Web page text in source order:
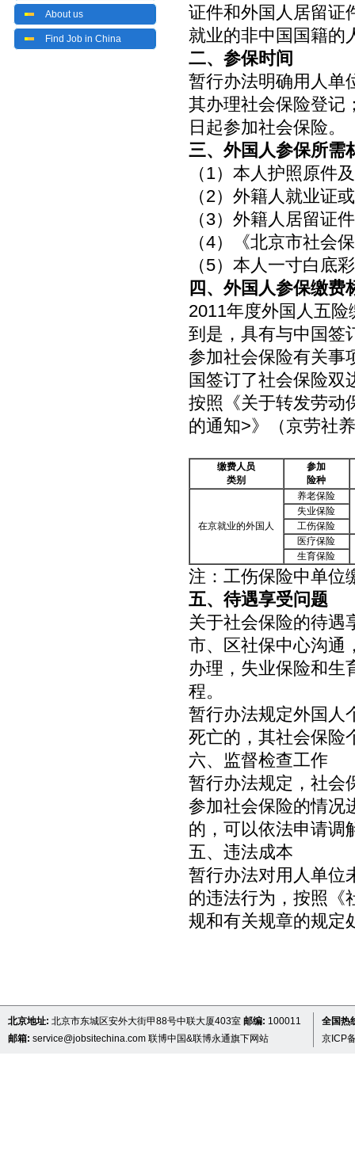
About us
Find Job in China
证件和外国人居留证
就业的非中国国籍的
二、参保时间
暂行办法明确用人单
其办理社会保险登记
日起参加社会保险。
三、外国人参保所需
（1）本人护照原件
（2）外籍人就业证
（3）外籍人居留证
（4）《北京市社会
（5）本人一寸白底
四、外国人参保缴费
2011年度外国人五
到是，具有与中国签
参加社会保险有关事
国签订了社会保险双
按照《关于转发劳动
的通知>》（京劳社
缴费人员
类别
参加
险种
在京就业的外国人
养老保险
失业保险
工伤保险
医疗保险
生育保险
注：工伤保险中单位
五、待遇享受问题
关于社会保险的待遇
市、区社保中心沟通
办理，失业保险和生
程。
暂行办法规定外国人
死亡的，其社会保险
六、监督检查工作
暂行办法规定，社会
参加社会保险的情况
的，可以依法申请调
五、违法成本
暂行办法对用人单位
的违法行为，按照《
规和有关规章的规定
北京地址: 北京市东城区安外大街甲88号中联大厦403室 邮编: 100011
邮箱: service@jobsitechina.com 联博中国&联博永通旗下网站
全国热
京ICP